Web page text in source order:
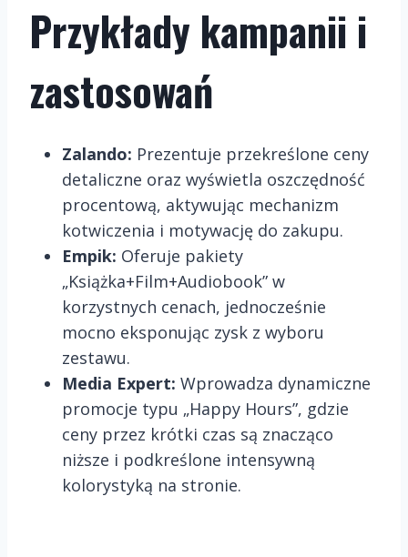
Przykłady kampanii i
zastosowań
Zalando: Prezentuje przekreślone ceny
detaliczne oraz wyświetla oszczędność
procentową, aktywując mechanizm
kotwiczenia i motywację do zakupu.
Empik: Oferuje pakiety
„Książka+Film+Audiobook” w
korzystnych cenach, jednocześnie
mocno eksponując zysk z wyboru
zestawu.
Media Expert: Wprowadza dynamiczne
promocje typu „Happy Hours”, gdzie
ceny przez krótki czas są znacząco
niższe i podkreślone intensywną
kolorystyką na stronie.